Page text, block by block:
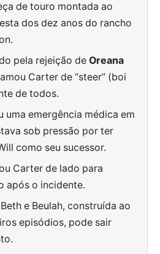
de touro montada ao
dos dez anos do rancho
pela rejeição deOreana
Carter de “steer” (boi
de todos.
uma emergência médica em
sob pressão por ter
como seu sucessor.
Carter de lado para
após o incidente.
e Beulah, construída ao
episódios, pode sair